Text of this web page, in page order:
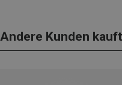
Andere Kunden